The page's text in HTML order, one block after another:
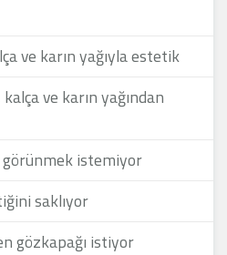
ve karın yağıyla estetik
ve karın yağından
istemiyor
saklıyor
gözkapağı istiyor